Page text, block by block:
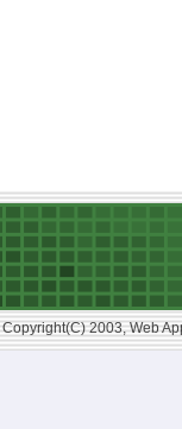
Copyright(C) 2003, Web